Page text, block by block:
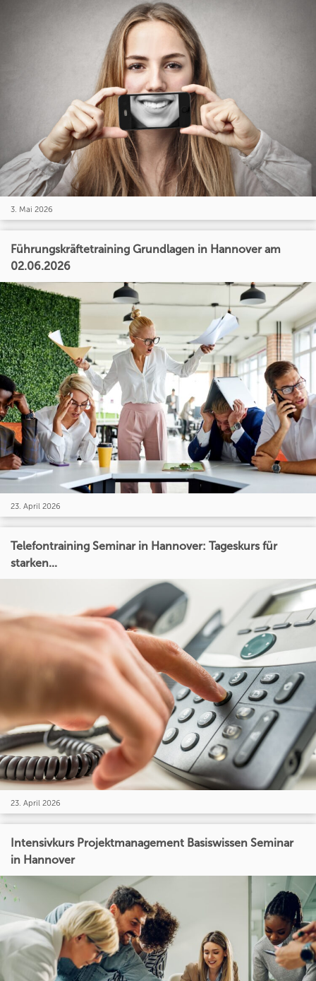
3. Mai 2026
Führungskräftetraining Grundlagen in Hannover am
02.06.2026
23. April 2026
Telefontraining Seminar in Hannover: Tageskurs für
starken...
23. April 2026
Intensivkurs Projektmanagement Basiswissen Seminar
in Hannover